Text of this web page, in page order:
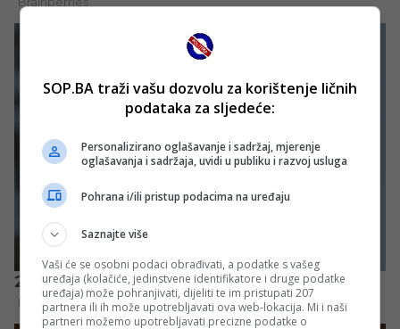
SOP.BA traži vašu dozvolu za korištenje ličnih
podataka za sljedeće:
Personalizirano oglašavanje i sadržaj, mjerenje
oglašavanja i sadržaja, uvidi u publiku i razvoj usluga
Pohrana i/ili pristup podacima na uređaju
Saznajte više
Vaši će se osobni podaci obrađivati, a podatke s vašeg
uređaja (kolačiće, jedinstvene identifikatore i druge podatke
uređaja) može pohranjivati, dijeliti te im pristupati 207
partnera ili ih može upotrebljavati ova web-lokacija. Mi i naši
partneri možemo upotrebljavati precizne podatke o